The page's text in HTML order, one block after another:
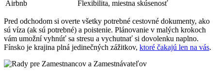
Airbnb
Flexibilita, miestna skúsenosť
Pred odchodom si overte všetky potrebné cestovné dokumenty, ako
sú víza (ak sú potrebné) a poistenie. Plánovanie v malých krokoch
vám umožní vyhnúť sa stresu a vychutnať si dovolenku naplno.
Fínsko je krajina plná jedinečných zážitkov, ktoré čakajú len na vás.